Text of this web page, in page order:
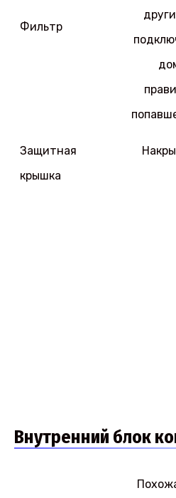
Фильтр
Защитная
крышка
Внутренний блок